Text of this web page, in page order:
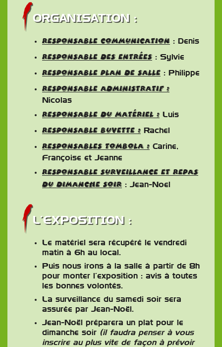
ORGANISATION :
Responsable communication : Denis
Responsable des entrées : Sylvie
Responsable plan de salle : Philippe
Responsable administratif :
Nicolas
Responsable du matériel : Luis
Responsable buvette : Rachel
Responsables tombola : Carine,
Françoise et Jeanne
Responsable surveillance et repas
du dimanche soir : Jean-Noel
L’EXPOSITION :
Le matériel sera récupéré le vendredi
matin à 6h au local.
Puis nous irons à la salle à partir de 8h
pour monter l’exposition : avis à toutes
les bonnes volontés.
La surveillance du samedi soir sera
assurée par Jean-Noël.
Jean-Noël préparera un plat pour le
dimanche soir (il faudra penser à vous
inscrire au plus vite de façon à prévoir